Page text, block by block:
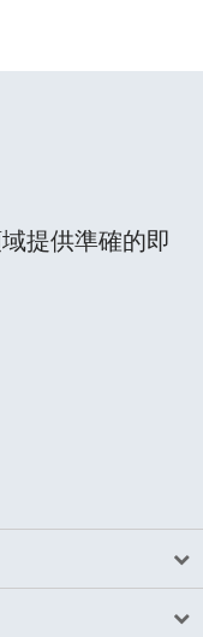
提供準確的即